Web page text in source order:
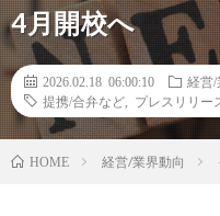
4月開校へ
2026.02.18 06:00:10
経営/
提携/合弁など
プレスリリー
HOME 経営/業界動向